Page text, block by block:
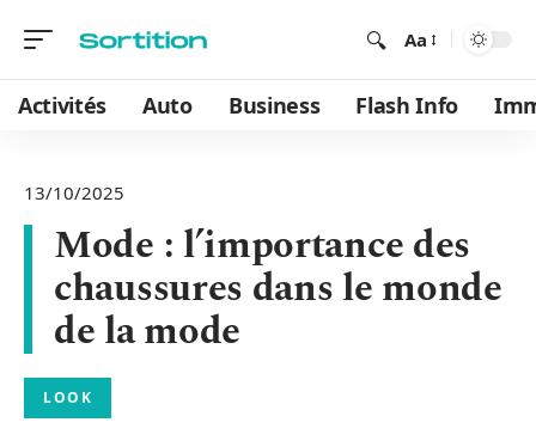
Aa
Activités Auto Business Flash Info
13/10/2025
Mode : l’importance des
chaussures dans le monde
de la mode
LOOK